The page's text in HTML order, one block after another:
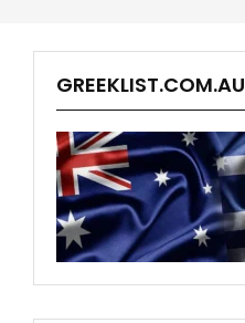
GREEKLIST.COM.AU